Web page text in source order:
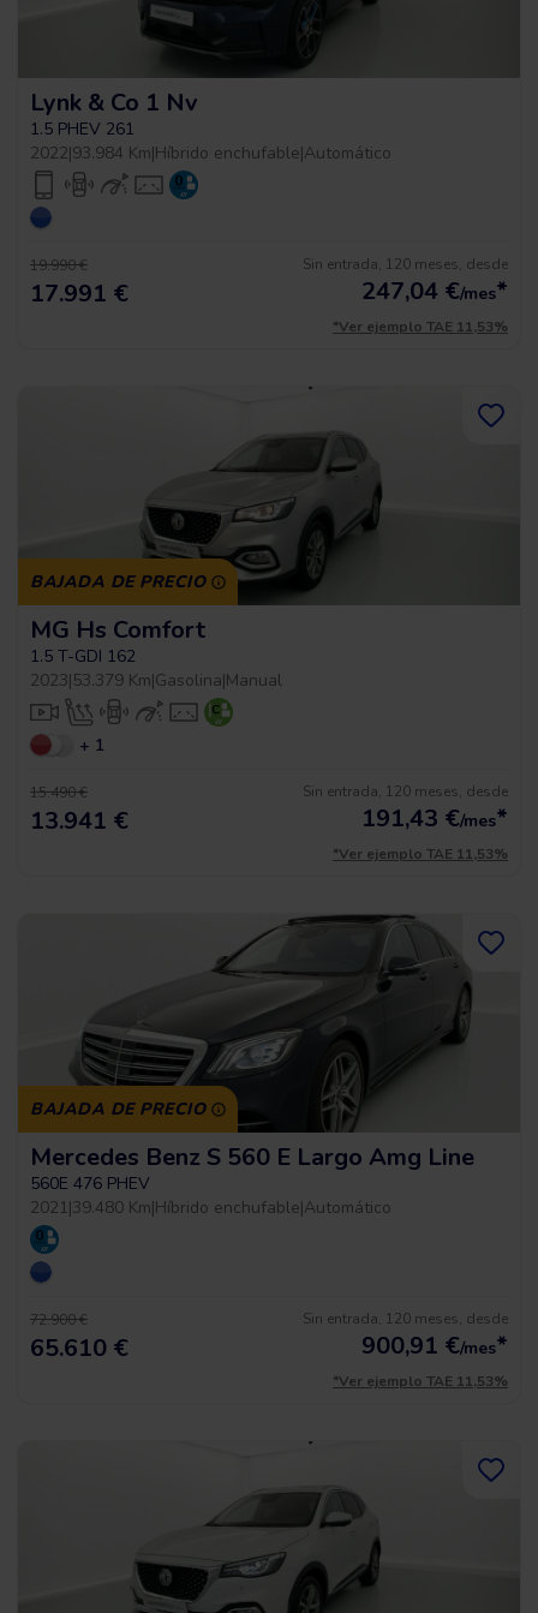
Lynk & Co 1 Nv
1.5 PHEV 261
2022|93.984 Km|Híbrido enchufable|Automático
19.990 €
17.991 €
Sin entrada, 120 meses, desde
247,04 €/mes*
*Ver ejemplo TAE 11,53%
BAJADA DE PRECIO
MG Hs Comfort
1.5 T-GDI 162
2023|53.379 Km|Gasolina|Manual
+ 1
15.490 €
13.941 €
Sin entrada, 120 meses, desde
191,43 €/mes*
*Ver ejemplo TAE 11,53%
BAJADA DE PRECIO
Mercedes Benz S 560 E Largo Amg Line
560E 476 PHEV
2021|39.480 Km|Híbrido enchufable|Automático
72.900 €
65.610 €
Sin entrada, 120 meses, desde
900,91 €/mes*
*Ver ejemplo TAE 11,53%